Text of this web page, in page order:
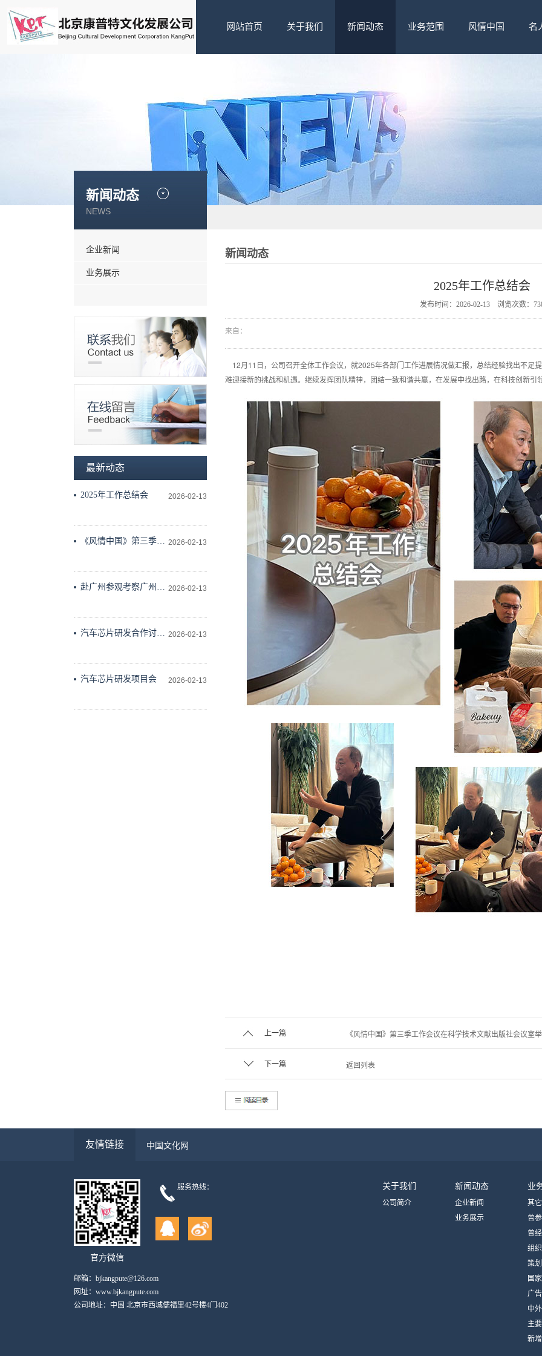
网站首页 关于我们 新闻动态 业务范围 风情中国 名
新闻动态
NEWS
企业新闻
业务展示
最新动态
2025年工作总结会 2026-02-13
《风情中国》第三季工
出版社会议室举行
2026-02-13
赴广州参观考察广州维 2026-02-13
汽车芯片研发合作讨论 2026-02-13
汽车芯片研发项目会 2026-02-13
新闻动态
2025年工作总结会
发布时间：2026-02-13 浏览次数：
来自：
12月11日，公司召开全体工作会议，就2025年各部门工作进展情况做汇报，总结经验找出不足
难迎接新的挑战和机遇。继续发挥团队精神，团结一致和谐共赢，在发展中找出路，在科技创新引
上一篇 《风情中国》第三季工作会议在科学技术文献出版社会议室
下一篇 返回列表
友情链接 中国文化网
官方微信
服务热线：
邮箱：bjkangpute@126.com
网址：www.bjkangpute.com
公司地址：中国 北京市西城儒福里42号楼4门402
关于我们
公司简介
新闻动态
企业新闻
业务展示
业
其
曾
动
曾
志
组
策
国
广
制作
中
主
新